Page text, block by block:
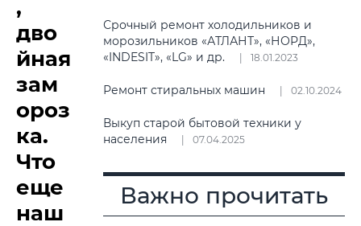
,
дво
йная
зам
ороз
ка.
Что
еще
наш
Срочный ремонт холодильников и
морозильников «АТЛАНТ», «НОРД»,
«INDESIT», «LG» и др.
18.01.2023
Ремонт стиральных машин 02.10.2024
Выкуп старой бытовой техники у
населения
07.04.2025
Важно прочитать